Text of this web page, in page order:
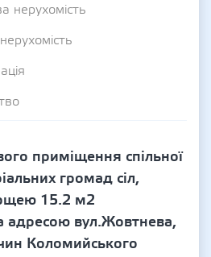
нерухомість
приміщення спільної
громад сіл,
15.2 м2
адресою вул.Жовтнева,
Коломийського